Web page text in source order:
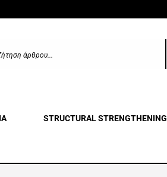
STRUCTURAL STRENGTHENING